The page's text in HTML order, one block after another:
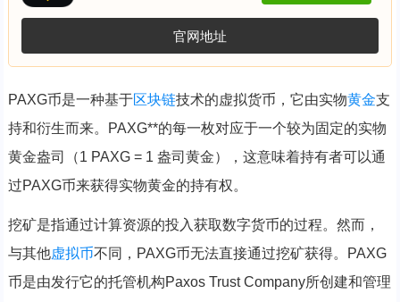
官网地址
PAXG币是一种基于区块链技术的虚拟货币，它由实物黄金支
持和衍生而来。PAXG**的每一枚对应于一个较为固定的实物
黄金盎司（1 PAXG = 1 盎司黄金），这意味着持有者可以通
过PAXG币来获得实物黄金的持有权。
挖矿是指通过计算资源的投入获取数字货币的过程。然而，
与其他虚拟币不同，PAXG币无法直接通过挖矿获得。PAXG
币是由发行它的托管机构Paxos Trust Company所创建和管理